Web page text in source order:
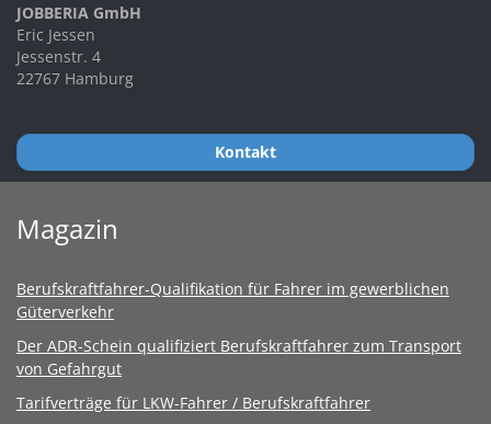
JOBBERIA GmbH
Eric Jessen
Jessenstr. 4
22767 Hamburg
Kontakt
Magazin
Berufskraftfahrer-Qualifikation für Fahrer im gewerblichen
Güterverkehr
Der ADR-Schein qualifiziert Berufskraftfahrer zum Transport
von Gefahrgut
Tarifverträge für LKW-Fahrer / Berufskraftfahrer